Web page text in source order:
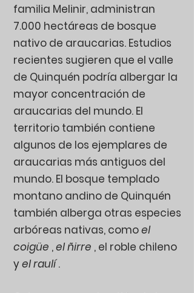
familia Melinir, administran
7.000 hectáreas de bosque
nativo de araucarias. Estudios
recientes sugieren que el valle
de Quinquén podría albergar la
mayor concentración de
araucarias del mundo. El
territorio también contiene
algunos de los ejemplares de
araucarias más antiguos del
mundo. El bosque templado
montano andino de Quinquén
también alberga otras especies
arbóreas nativas, comoel
coigüe ,el ñirre , el roble chileno
yel raulí.